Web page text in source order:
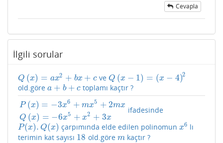
Cevapla
İlgili sorular
Q (x) = ax2 + bx + c
Q( x)=a x2+ bx+ ve Q (x − 1) = (x − 4)2
Q( x−1 )=( x−4 )2
old.göre a + b + c
a+b+c toplamı kaçtır ?
P (x) = −3x6 + mx5 + 2mx
Q (x) = −6x5 + x2 + 3x
P( )=−3 mx5 + m xQ(x − 6x5+x +3x
ifadesinde
P(x). Q(x)
P(x).Q( x) çarpımında elde edilen polinomunx6
x6 lı
terimin kat sayısı 18
18 old.göre m
mkaçtır ?